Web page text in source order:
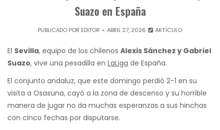
Suazo en España
PUBLICADO POR EDITOR ABRIL 27, 2026 ARTÍCULO
El Sevilla, equipo de los chilenos Alexis Sánchez y Gabriel
Suazo, vive una pesadilla en LaLiga de España.
El conjunto andaluz, que este domingo perdió 2-1 en su
visita a Osasuna, cayó a la zona de descenso y su horrible
manera de jugar no da muchas esperanzas a sus hinchas
con cinco fechas por disputarse.